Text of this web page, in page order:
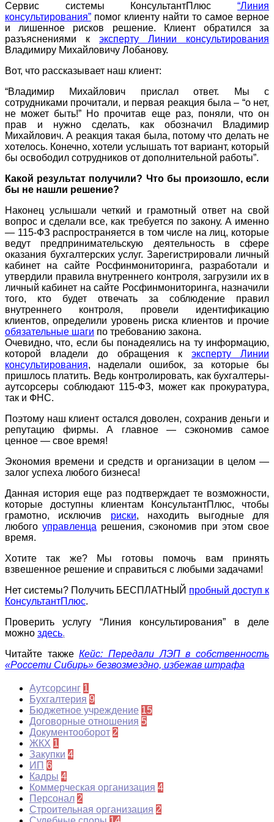
Сервис системы КонсультантПлюс “Линия
консультирования” помог клиенту найти то самое верное
и лишенное рисков решение. Клиент обратился за
разъяснениями к эксперту Линии консультирования
Владимиру Михайловичу Лобанову.
Вот, что рассказывает наш клиент:
“Владимир Михайлович прислал ответ. Мы с
сотрудниками прочитали, и первая реакция была – “о нет,
не может быть!” Но прочитав еще раз, поняли, что он
прав и нужно сделать, как обозначил Владимир
Михайлович. А реакция такая была, потому что делать не
хотелось. Конечно, хотели услышать тот вариант, который
бы освободил сотрудников от дополнительной работы”.
Какой результат получили? Что бы произошло, если
бы не нашли решение?
Наконец услышали четкий и грамотный ответ на свой
вопрос и сделали все, как требуется по закону. А именно
— 115-ФЗ распространяется в том числе на лиц, которые
ведут предпринимательскую деятельность в сфере
оказания бухгалтерских услуг. Зарегистрировали личный
кабинет на сайте Росфинмониторинга, разработали и
утвердили правила внутреннего контроля, загрузили их в
личный кабинет на сайте Росфинмониторинга, назначили
того, кто будет отвечать за соблюдение правил
внутреннего контроля, провели идентификацию
клиентов, определили уровень риска клиентов и прочие
обязательные шаги по требованию закона.
Очевидно, что, если бы понадеялись на ту информацию,
которой владели до обращения кэксперту Линии
консультирования, наделали ошибок, за которые бы
пришлось платить. Ведь контролировать, как бухгалтеры-
аутсорсеры соблюдают 115-ФЗ, может как прокуратура,
так и ФНС.
Поэтому наш клиент остался доволен, сохранив деньги и
репутацию фирмы. А главное — сэкономив самое
ценное — свое время!
Экономия времени и средств и организации в целом —
залог успеха любого бизнеса!
Данная история еще раз подтверждает те возможности,
которые доступны клиентам КонсультантПлюс, чтобы
грамотно, исключив риски, находить выгодные для
любого управленца решения, сэкономив при этом свое
время.
Хотите так же? Мы готовы помочь вам принять
взвешенное решение и справиться с любыми задачами!
Нет системы? Получить БЕСПЛАТНЫЙ пробный доступ к
КонсультантПлюс.
Проверить услугу “Линия консультирования” в деле
можно здесь.
Читайте такжеКейс: Передали ЛЭП в собственность
«Россети Сибирь» безвозмездно, избежав штрафа
Аутсорсинг 1
Бухгалтерия 9
Бюджетное учреждение 15
Договорные отношения 5
Документооборот 2
ЖКХ 1
Закупки 4
ИП 6
Кадры 4
Коммерческая организация 4
Персонал 2
Строительная организация 2